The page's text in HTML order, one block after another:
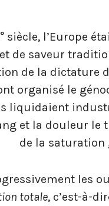
siècle, l’Europe
de saveur
de la dictature
organisé le
liquidaient
et la douleur le
de la saturation
les
totale, c’est-à-